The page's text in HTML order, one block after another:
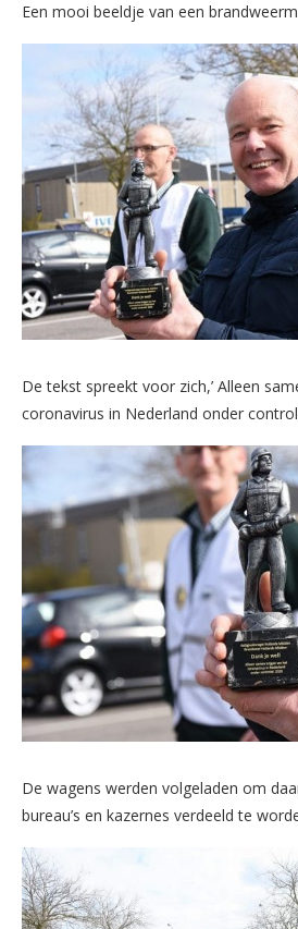
Een mooi beeldje van een
De tekst spreekt voor zich,’ Alleen
coronavirus in Nederland onder
De wagens werden volgeladen om
bureau’s en kazernes verdeeld te